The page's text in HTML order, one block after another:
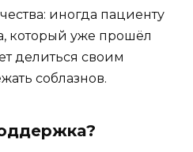
иногда пациенту
который уже прошёл
делиться своим
соблазнов.